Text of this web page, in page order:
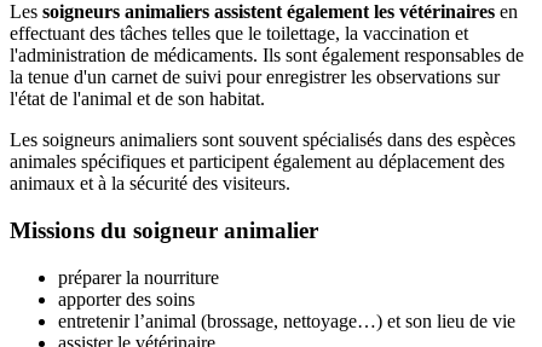
Les soigneurs animaliers assistent également les vétérinaires en
effectuant des tâches telles que le toilettage, la vaccination et
l'administration de médicaments. Ils sont également responsables de
la tenue d'un carnet de suivi pour enregistrer les observations sur
l'état de l'animal et de son habitat.
Les soigneurs animaliers sont souvent spécialisés dans des espèces
animales spécifiques et participent également au déplacement des
animaux et à la sécurité des visiteurs.
Missions du soigneur animalier
préparer la nourriture
apporter des soins
entretenir l’animal (brossage, nettoyage…) et son lieu de vie
assister le vétérinaire